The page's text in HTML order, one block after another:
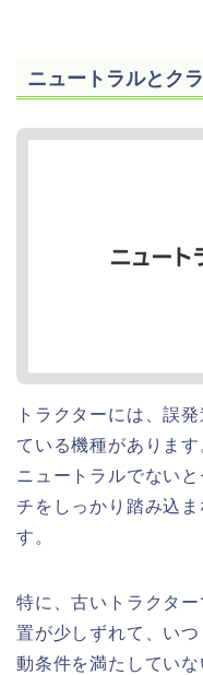
ニュートラルとク
トラクターには、誤
ている機種がありま
ニュートラルでない
チをしっかり踏み込
す。
特に、古いトラクタ
置が少しずれて、い
動条件を満たしてい